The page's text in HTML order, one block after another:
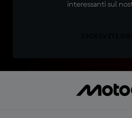
interessanti sul